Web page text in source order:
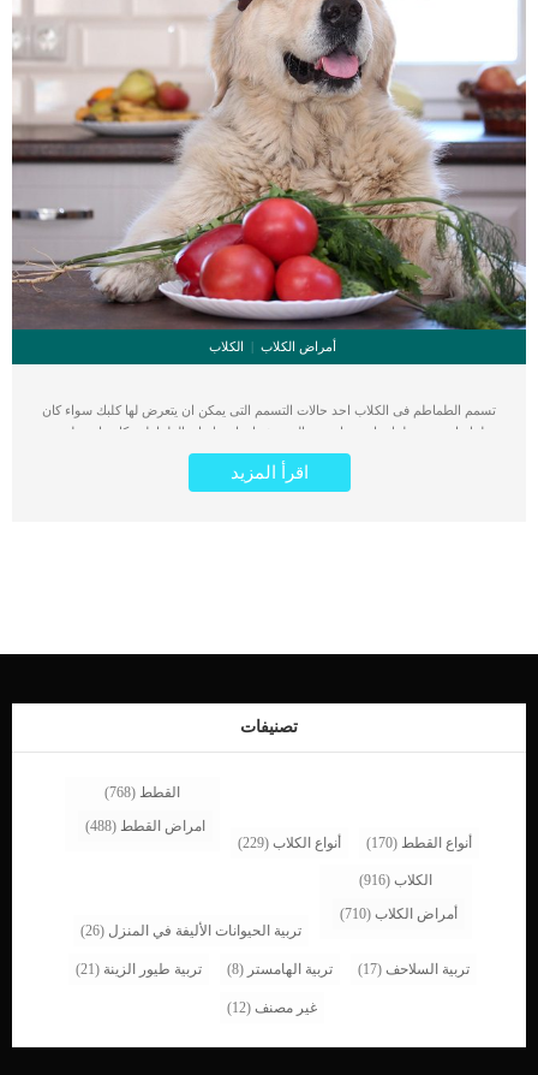
أمراض الكلاب الكلاب
تسمم الطماطم فى الكلاب احد حالات التسمم التى يمكن ان يتعرض لها كلبك سواء كان
بعلمك او بدون علمك. اعتقد انه من المدهش ان اخبرك ان الطماطم بكل ما تحمله من
فوائد للبشر يمكن ان تسبب لكلبك مضاعفات صحية. كما انها من اكثر المكونات الموجودة
فى جميع المنازل, اذا من السهل تعرض كلبك لتسمم الطماطم. اذا اردت ان تحمى كلبك
من حساسية الطماطم فاستكمل قراءة السطور التالية. كما انه فى حالة ان قام كلبك باكل
اقرأ المزيد
تصنيفات
أنواع القطط (170) أنواع الكلاب (229)
القطط (768)
امراض القطط (488)
الكلاب (916)
أمراض الكلاب (710)
تربية الحيوانات الأليفة في المنزل (26)
تربية السلاحف (17) تربية الهامستر (8) تربية طيور الزينة (21)
غير مصنف (12)